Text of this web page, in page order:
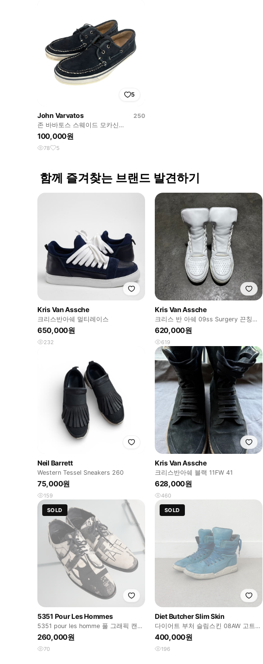
5
John Varvatos
250
존 바바토스 스웨이드 모카신
7M(250mm)
100,000원
78 5
함께 즐겨찾는 브랜드 발견하기
Kris Van Assche
크리스반아쉐 멀티레이스
650,000원
232
Kris Van Assche
크리스 반 아쉐 09ss Surgery 끈칭칭
하이탑
620,000원
619
Neil Barrett
Western Tessel Sneakers 260
75,000원
159
Kris Van Assche
크리스반아쉐 블랙 11FW 41
628,000원
460
SOLD
5351 Pour Les Hommes
5351 pour les homme 풀 그래픽 캔버
스 슈즈
260,000원
70
SOLD
Diet Butcher Slim Skin
다이어트 부처 슬림스킨 08AW 고트레
더 하이탑
400,000원
196